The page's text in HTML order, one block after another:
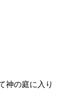
神の庭に入り